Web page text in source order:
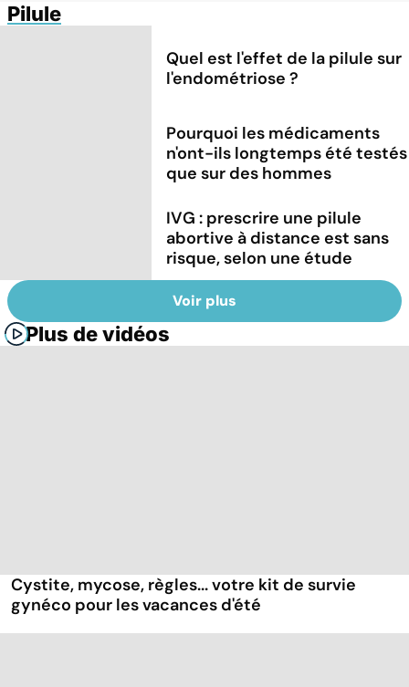
Pilule
Quel est l'effet de la pilule sur
l'endométriose ?
Pourquoi les médicaments
n'ont-ils longtemps été testés
que sur des hommes
IVG : prescrire une pilule
abortive à distance est sans
risque, selon une étude
Voir plus
Plus de vidéos
Cystite, mycose, règles... votre kit de survie
gynéco pour les vacances d'été